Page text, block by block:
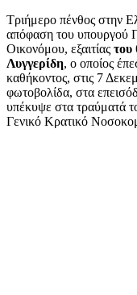
Τριήμερο πένθος στην
απόφαση του υπουργού
Οικονόμου, εξαιτίας του
Λυγγερίδη, ο οποίος
καθήκοντος, στις 7
φωτοβολίδα, στα
υπέκυψε στα τραύματά
Γενικό Κρατικό